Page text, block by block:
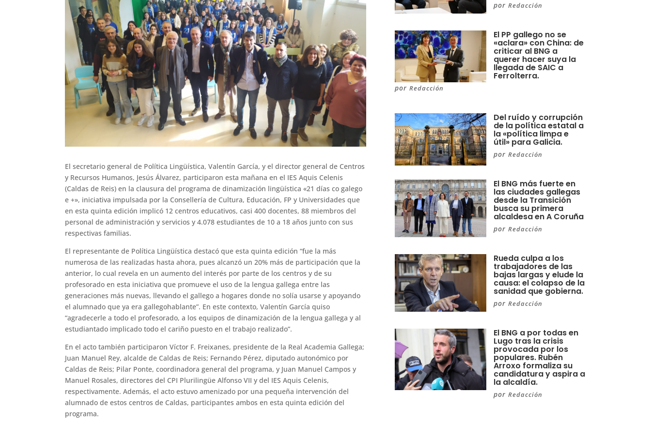
El secretario general de Política Lingüística, Valentín García, y el director general de Centros
y Recursos Humanos, Jesús Álvarez, participaron esta mañana en el IES Aquis Celenis
(Caldas de Reis) en la clausura del programa de dinamización lingüística «21 días co galego
e +», iniciativa impulsada por la Consellería de Cultura, Educación, FP y Universidades que
en esta quinta edición implicó 12 centros educativos, casi 400 docentes, 88 miembros del
personal de administración y servicios y 4.078 estudiantes de 10 a 18 años junto con sus
respectivas familias.
El representante de Política Lingüística destacó que esta quinta edición “fue la más
numerosa de las realizadas hasta ahora, pues alcanzó un 20% más de participación que la
anterior, lo cual revela en un aumento del interés por parte de los centros y de su
profesorado en esta iniciativa que promueve el uso de la lengua gallega entre las
generaciones más nuevas, llevando el gallego a hogares donde no solía usarse y apoyando
el alumnado que ya era gallegohablante”. En este contexto, Valentín García quiso
“agradecerle a todo el profesorado, a los equipos de dinamización de la lengua gallega y al
estudiantado implicado todo el cariño puesto en el trabajo realizado”.
En el acto también participaron Víctor F. Freixanes, presidente de la Real Academia Gallega;
Juan Manuel Rey, alcalde de Caldas de Reis; Fernando Pérez, diputado autonómico por
Caldas de Reis; Pilar Ponte, coordinadora general del programa, y Juan Manuel Campos y
Manuel Rosales, directores del CPI Plurilingüe Alfonso VII y del IES Aquis Celenis,
respectivamente. Además, el acto estuvo amenizado por una pequeña intervención del
alumnado de estos centros de Caldas, participantes ambos en esta quinta edición del
programa.
porRedacción
El PP gallego no se
«aclara» con China: de
criticar al BNG a
querer hacer suya la
llegada de SAIC a
Ferrolterra.
por Redacción
Del ruído y corrupción
de la política estatal a
la «política limpa e
útil» para Galicia.
porRedacción
El BNG más fuerte en
las ciudades gallegas
desde la Transición
busca su primera
alcaldesa en A Coruña
porRedacción
Rueda culpa a los
trabajadores de las
bajas largas y elude la
causa: el colapso de la
sanidad que gobierna.
porRedacción
El BNG a por todas en
Lugo tras la crisis
provocada por los
populares. Rubén
Arroxo formaliza su
candidatura y aspira a
la alcaldía.
porRedacción